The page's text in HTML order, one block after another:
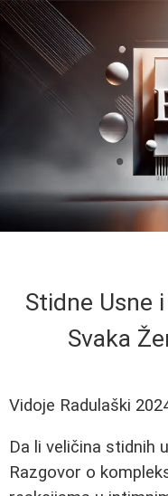
Stidne Usne
Svaka
Vidoje Radulaški
Da li veličina stidnih
Razgovor o